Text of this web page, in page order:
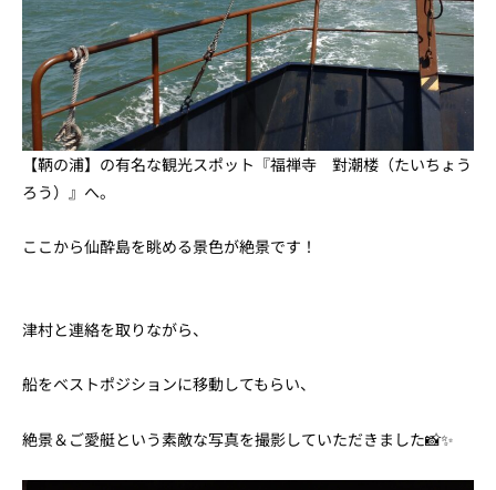
【鞆の浦】の有名な観光スポット『福禅寺 對潮楼（たいちょう
ろう）』へ。
ここから仙酔島を眺める景色が絶景です！
津村と連絡を取りながら、
船をベストポジションに移動してもらい、
絶景＆ご愛艇という素敵な写真を撮影していただきました📸✨